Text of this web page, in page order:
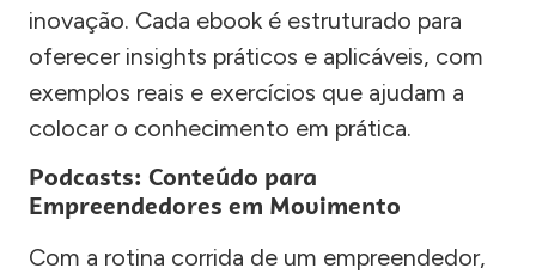
inovação. Cada ebook é estruturado para
oferecer insights práticos e aplicáveis, com
exemplos reais e exercícios que ajudam a
colocar o conhecimento em prática.
Podcasts: Conteúdo para
Empreendedores em Movimento
Com a rotina corrida de um empreendedor,